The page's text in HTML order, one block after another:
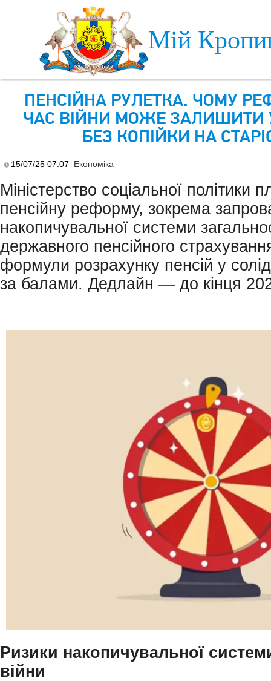
Мій
ПЕНСІЙНА РУЛЕТКА. ЧОМУ
ЧАС ВІЙНИ МОЖЕ ЗАЛИШИТИ
БЕЗ КОПІЙКИ НА
15/07/25 07:07 Економіка
Міністерство соціальної політики
пенсійну реформу, зокрема
накопичувальної системи
державного пенсійного
формули розрахунку пенсій у
за балами. Дедлайн — до кінця
Ризики накопичувальної
війни